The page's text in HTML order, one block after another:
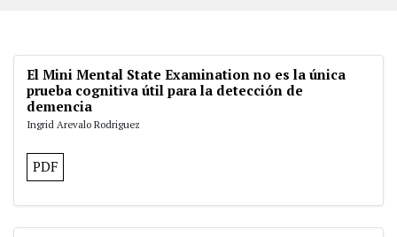
El Mini Mental State Examination no es la única
prueba cognitiva útil para la detección de
demencia
Ingrid Arevalo Rodriguez
PDF